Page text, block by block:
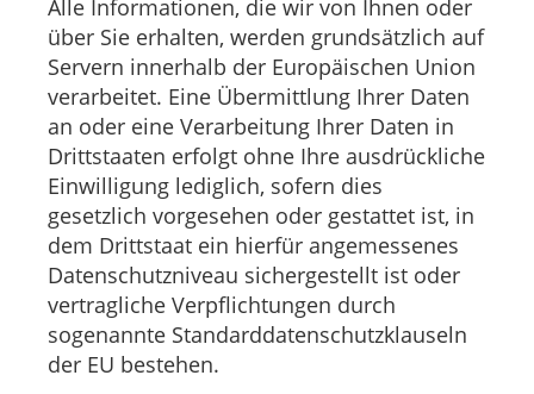
Alle Informationen, die wir von Ihnen oder
über Sie erhalten, werden grundsätzlich auf
Servern innerhalb der Europäischen Union
verarbeitet. Eine Übermittlung Ihrer Daten
an oder eine Verarbeitung Ihrer Daten in
Drittstaaten erfolgt ohne Ihre ausdrückliche
Einwilligung lediglich, sofern dies
gesetzlich vorgesehen oder gestattet ist, in
dem Drittstaat ein hierfür angemessenes
Datenschutzniveau sichergestellt ist oder
vertragliche Verpflichtungen durch
sogenannte Standarddatenschutzklauseln
der EU bestehen.